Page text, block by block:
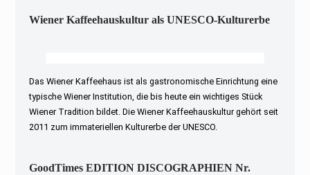
Wiener Kaffeehauskultur als UNESCO-Kulturerbe
Das Wiener Kaffeehaus ist als gastronomische Einrichtung eine
typische Wiener Institution, die bis heute ein wichtiges Stück
Wiener Tradition bildet. Die Wiener Kaffeehauskultur gehört seit
2011 zum immateriellen Kulturerbe der UNESCO.
GoodTimes EDITION DISCOGRAPHIEN Nr.